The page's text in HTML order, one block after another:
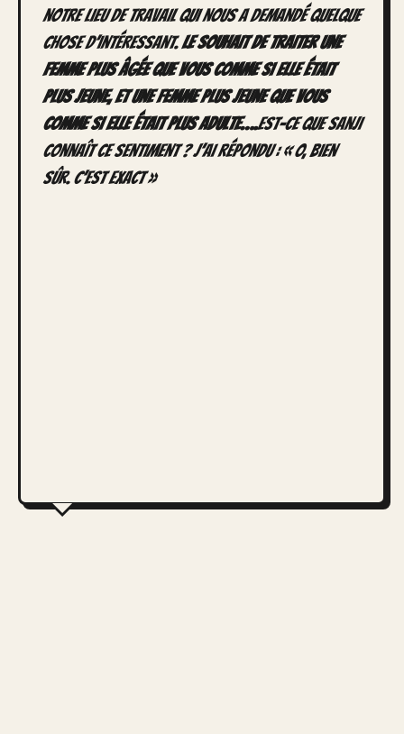
notre lieu de travail qui nous a demandé quelque
chose d’intéressant.Le souhait de traiter une
femme plus âgée que vous comme si elle était
plus jeune, et une femme plus jeune que vous
comme si elle était plus adulte….Est-ce que Sanji
connaît ce sentiment ? J’ai répondu : « O, bien
sûr. C’est exact »